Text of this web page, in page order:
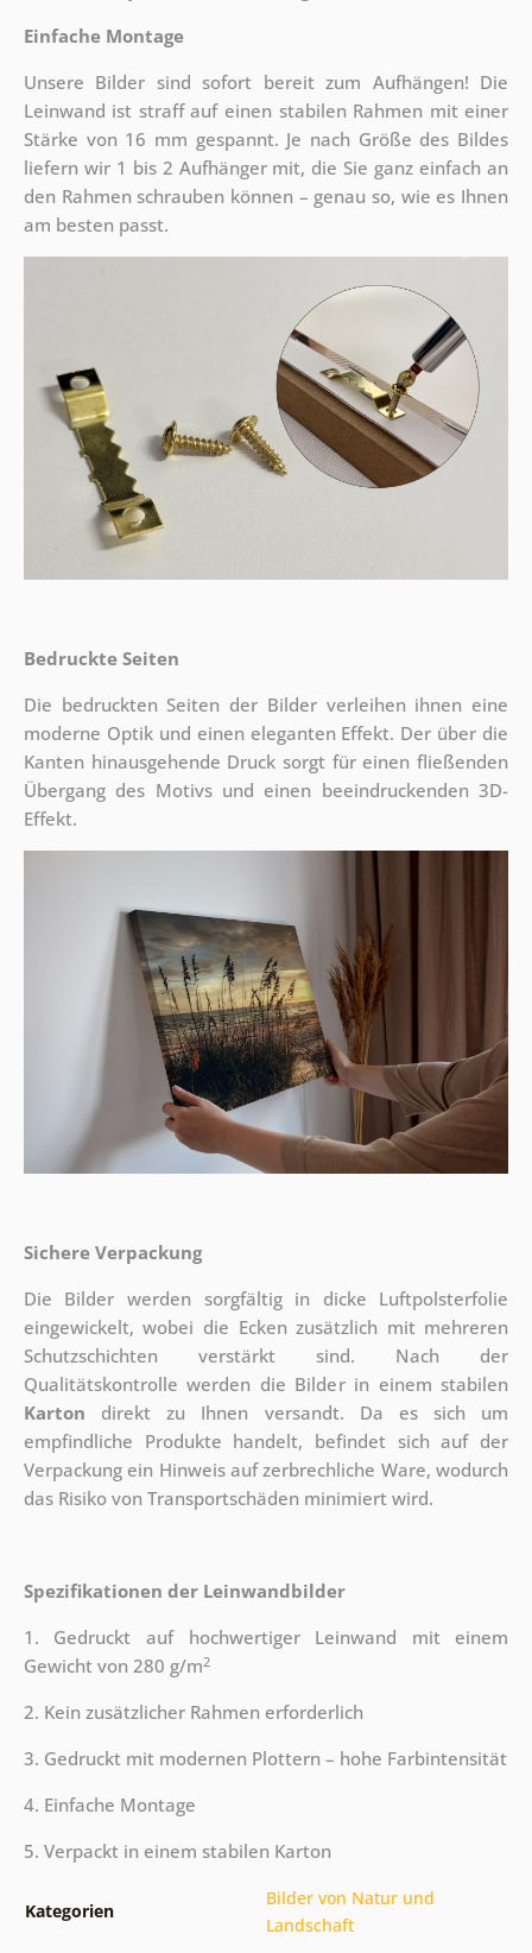
Einfache Montage
Unsere Bilder sind sofort bereit zum Aufhängen! Die
Leinwand ist straff auf einen stabilen Rahmen mit einer
Stärke von 16 mm gespannt. Je nach Größe des Bildes
liefern wir 1 bis 2 Aufhänger mit, die Sie ganz einfach an
den Rahmen schrauben können – genau so, wie es Ihnen
am besten passt.
Bedruckte Seiten
Die bedruckten Seiten der Bilder verleihen ihnen eine
moderne Optik und einen eleganten Effekt. Der über die
Kanten hinausgehende Druck sorgt für einen fließenden
Übergang des Motivs und einen beeindruckenden 3D-
Effekt.
Sichere Verpackung
Die Bilder werden sorgfältig in dicke Luftpolsterfolie
eingewickelt, wobei die Ecken zusätzlich mit mehreren
Schutzschichten verstärkt sind. Nach der
Qualitätskontrolle werden die Bilder in einem stabilen
Karton direkt zu Ihnen versandt. Da es sich um
empfindliche Produkte handelt, befindet sich auf der
Verpackung ein Hinweis auf zerbrechliche Ware, wodurch
das Risiko von Transportschäden minimiert wird.
Spezifikationen der Leinwandbilder
1. Gedruckt auf hochwertiger Leinwand mit einem
Gewicht von 280 g/m2
2. Kein zusätzlicher Rahmen erforderlich
3. Gedruckt mit modernen Plottern – hohe Farbintensität
4. Einfache Montage
5. Verpackt in einem stabilen Karton
Kategorien
Bilder von Natur und
Landschaft